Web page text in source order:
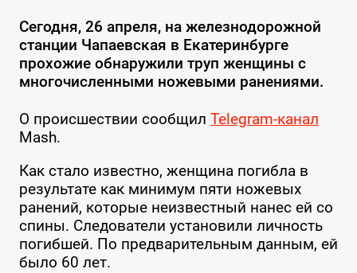
Сегодня, 26 апреля, на железнодорожной
станции Чапаевская в Екатеринбурге
прохожие обнаружили труп женщины с
многочисленными ножевыми ранениями.
О происшествии сообщил Telegram-канал
Mash.
Как стало известно, женщина погибла в
результате как минимум пяти ножевых
ранений, которые неизвестный нанес ей со
спины. Следователи установили личность
погибшей. По предварительным данным, ей
было 60 лет.